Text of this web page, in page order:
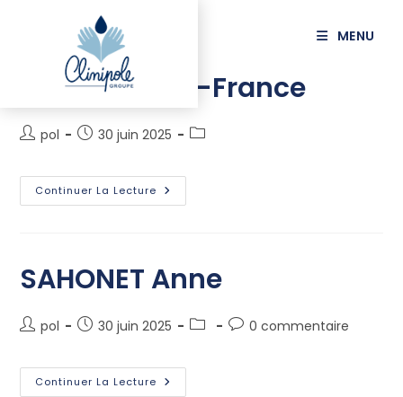
MENU
DUONG Anne-France
pol 30 juin 2025
Continuer La Lecture
SAHONET Anne
pol 30 juin 2025 0 commentaire
Continuer La Lecture